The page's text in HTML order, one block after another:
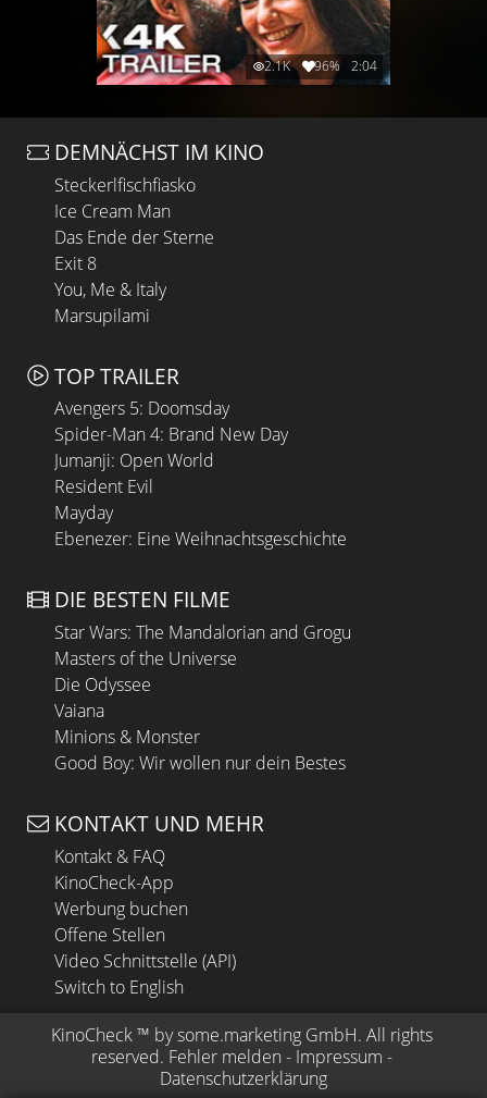
2.1K 96% 2:04
DEMNÄCHST IM KINO
Steckerlfischfiasko
Ice Cream Man
Das Ende der Sterne
Exit 8
You, Me & Italy
Marsupilami
TOP TRAILER
Avengers 5: Doomsday
Spider-Man 4: Brand New Day
Jumanji: Open World
Resident Evil
Mayday
Ebenezer: Eine Weihnachtsgeschichte
DIE BESTEN FILME
Star Wars: The Mandalorian and Grogu
Masters of the Universe
Die Odyssee
Vaiana
Minions & Monster
Good Boy: Wir wollen nur dein Bestes
KONTAKT UND MEHR
Kontakt & FAQ
KinoCheck-App
Werbung buchen
Offene Stellen
Video Schnittstelle (API)
Switch to English
KinoCheck ™ by some.marketing GmbH. All rights
reserved. Fehler melden - Impressum -
Datenschutzerklärung